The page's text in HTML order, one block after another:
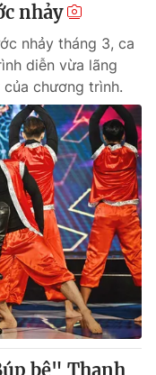
nhảy
nhảy tháng 3, ca
diễn vừa lãng
chương trình.
bê" Thanh